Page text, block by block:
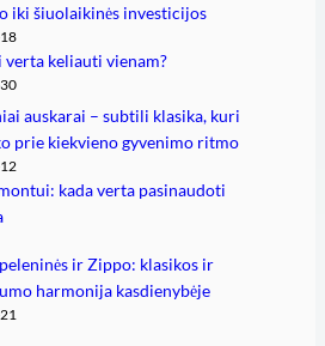
iki šiuolaikinės investicijos
keliauti vienam?
auskarai – subtili klasika, kuri
prie kiekvieno gyvenimo ritmo
kada verta pasinaudoti
ir Zippo: klasikos ir
harmonija kasdienybėje